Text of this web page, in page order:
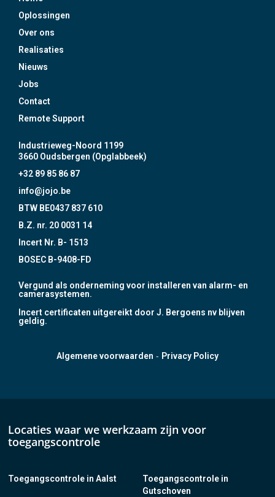
Oplossingen
Over ons
Realisaties
Nieuws
Jobs
Contact
Remote Support
Industrieweg-Noord 1199
3660 Oudsbergen (Opglabbeek)
+32 89 85 86 87
info@jojo.be
BTW BE0437 837 610
B.Z. nr. 20 0031 14
Incert Nr. B- 1513
BOSEC B-9408-FD
Vergund als onderneming voor installeren van alarm- en
camerasystemen.
Incert certificaten uitgereikt door J. Bergoens nv blijven
geldig.
Algemene voorwaarden - Privacy Policy
Locaties waar we werkzaam zijn voor
toegangscontrole
Toegangscontrole in Aalst
Toegangscontrole in
Gutschoven